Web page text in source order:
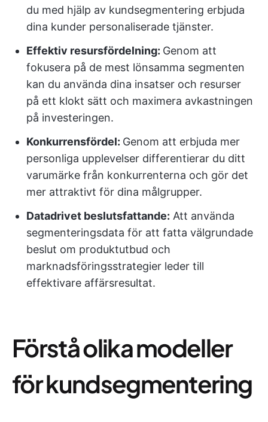
du med hjälp av kundsegmentering erbjuda
dina kunder personaliserade tjänster.
Effektiv resursfördelning: Genom att
fokusera på de mest lönsamma segmenten
kan du använda dina insatser och resurser
på ett klokt sätt och maximera avkastningen
på investeringen.
Konkurrensfördel: Genom att erbjuda mer
personliga upplevelser differentierar du ditt
varumärke från konkurrenterna och gör det
mer attraktivt för dina målgrupper.
Datadrivet beslutsfattande: Att använda
segmenteringsdata för att fatta välgrundade
beslut om produktutbud och
marknadsföringsstrategier leder till
effektivare affärsresultat.
Förstå olika modeller
för kundsegmentering